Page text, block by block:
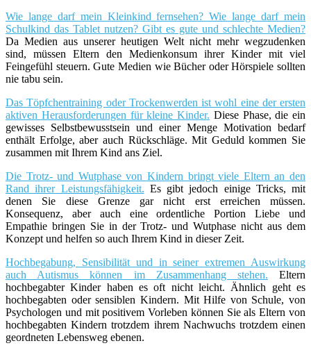
Wie lange darf mein Kleinkind fernsehen? Wie lange darf mein
Schulkind das Tablet nutzen? Gibt es gute und schlechte Medien?
Da Medien aus unserer heutigen Welt nicht mehr wegzudenken
sind, müssen Eltern den Medienkonsum ihrer Kinder mit viel
Feingefühl steuern. Gute Medien wie Bücher oder Hörspiele sollten
nie tabu sein.
Das Töpfchentraining oder Trockenwerden ist wohl eine der ersten
aktiven Herausforderungen für kleine Kinder. Diese Phase, die ein
gewisses Selbstbewusstsein und einer Menge Motivation bedarf
enthält Erfolge, aber auch Rückschläge. Mit Geduld kommen Sie
zusammen mit Ihrem Kind ans Ziel.
Die Trotz- und Wutphase von Kindern bringt viele Eltern an den
Rand ihrer Leistungsfähigkeit. Es gibt jedoch einige Tricks, mit
denen Sie diese Grenze gar nicht erst erreichen müssen.
Konsequenz, aber auch eine ordentliche Portion Liebe und
Empathie bringen Sie in der Trotz- und Wutphase nicht aus dem
Konzept und helfen so auch Ihrem Kind in dieser Zeit.
Hochbegabung, Sensibilität und in seiner extremen Auswirkung
auch Autismus können im Zusammenhang stehen. Eltern
hochbegabter Kinder haben es oft nicht leicht. Ähnlich geht es
hochbegabten oder sensiblen Kindern. Mit Hilfe von Schule, von
Psychologen und mit positivem Vorleben können Sie als Eltern von
hochbegabten Kindern trotzdem ihrem Nachwuchs trotzdem einen
geordneten Lebensweg ebenen.